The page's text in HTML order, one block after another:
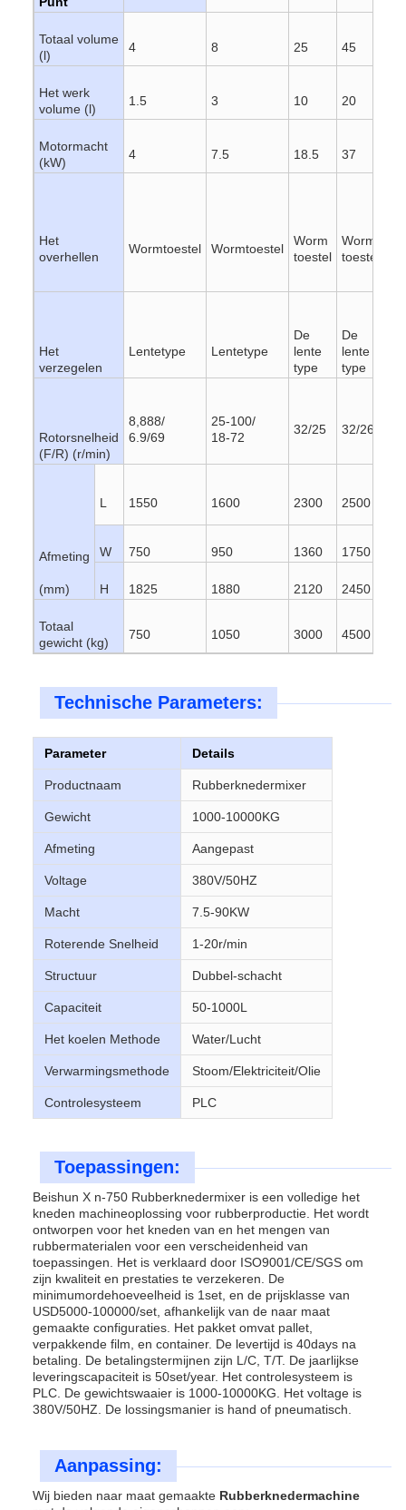
Totaal volume
(l)
4 8 25 45
Het werk
volume (l)
1.5 3 10 20
Motormacht
(kW)
4 7.5 18.5 37
Het
overhellen
Wormtoestel Wormtoestel
Worm
toestel
Worm
toestel
Het
verzegelen
Lentetype Lentetype
De
lente
type
De
lente
type
Rotorsnelheid
(F/R) (r/min)
8,888/
6.9/69
25-100/
18-72
32/25 32/26
Afmeting
(mm)
L 1550 1600 2300 2500
W 750 950 1360 1750
H 1825 1880 2120 2450
Totaal
gewicht (kg)
750 1050 3000 4500
Technische Parameters:
Parameter Details
Productnaam Rubberknedermixer
Gewicht 1000-10000KG
Afmeting Aangepast
Voltage 380V/50HZ
Macht 7.5-90KW
Roterende Snelheid 1-20r/min
Structuur Dubbel-schacht
Capaciteit 50-1000L
Het koelen Methode Water/Lucht
Verwarmingsmethode Stoom/Elektriciteit/Olie
Controlesysteem PLC
Toepassingen:
Beishun X n-750 Rubberknedermixer is een volledige het
kneden machineoplossing voor rubberproductie. Het wordt
ontworpen voor het kneden van en het mengen van
rubbermaterialen voor een verscheidenheid van
toepassingen. Het is verklaard door ISO9001/CE/SGS om
zijn kwaliteit en prestaties te verzekeren. De
minimumordehoeveelheid is 1set, en de prijsklasse van
USD5000-100000/set, afhankelijk van de naar maat
gemaakte configuraties. Het pakket omvat pallet,
verpakkende film, en container. De levertijd is 40days na
betaling. De betalingstermijnen zijn L/C, T/T. De jaarlijkse
leveringscapaciteit is 50set/year. Het controlesysteem is
PLC. De gewichtswaaier is 1000-10000KG. Het voltage is
380V/50HZ. De lossingsmanier is hand of pneumatisch.
Aanpassing:
Wij bieden naar maat gemaakte Rubberknedermachine